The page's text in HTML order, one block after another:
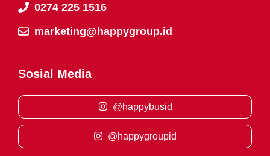
0274 225 1516
marketing@happygroup.id
Sosial Media
@happybusid
@happygroupid